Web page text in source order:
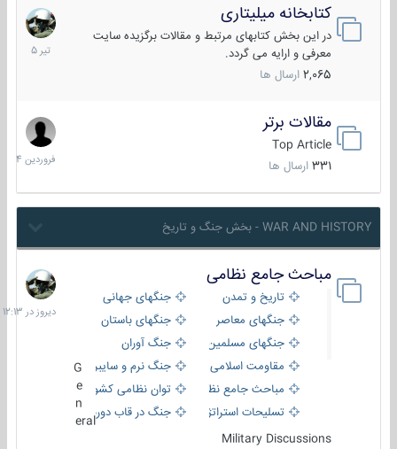
کتابخانه میلیتاری
در این بخش کتابهای مرتبط و مقالات برگزیده سایت
معرفی و ارایه می گردد.
2,065 ارسال ها
16
تیر
1405
مقالات برتر
Top Article
331 ارسال ها
29
فروردین
1404
WAR AND HISTORY - بخش جنگ و تاریخ
مباحث جامع نظامی
تاریخ و تمدن
جنگهای جهانی
جنگهای معاصر
جنگهای باستان
جنگهای مسلمین
جنگ آوران
مقاومت اسلامی
جنگ نرم و سایبری
مباحث جامع نظامی
توان نظامی کشورها
تسلیحات استراتژیک
جنگ در قاب دوربین
eral
Military Discussions
دیروز
در
12:13